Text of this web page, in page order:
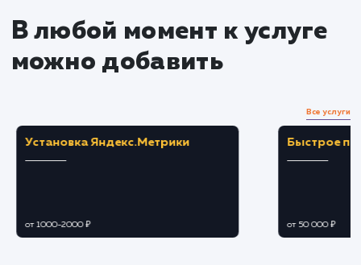
Оптимизация карточек товаров
оптимизируем описания, заголовки и
фотографии.
Подбираем оптимальные цены и скидки,